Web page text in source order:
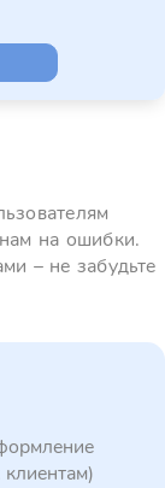
на ошибки.
– не забудьте